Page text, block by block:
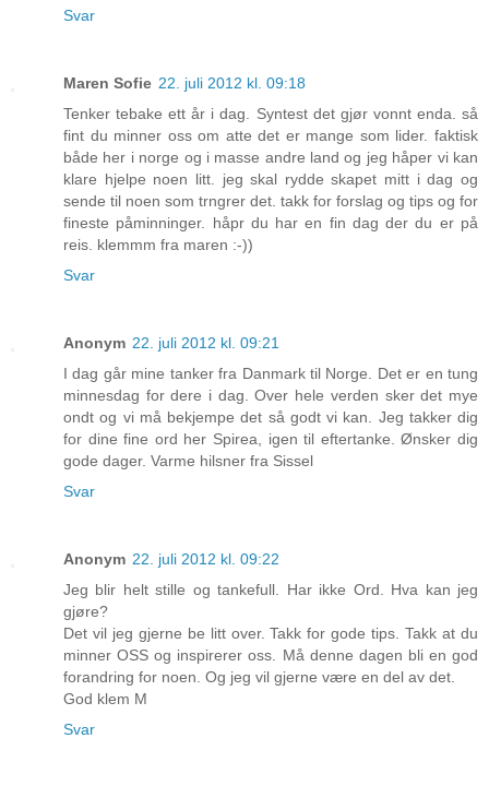
Svar
Maren Sofie 22. juli 2012 kl. 09:18
Tenker tebake ett år i dag. Syntest det gjør vonnt enda. så
fint du minner oss om atte det er mange som lider. faktisk
både her i norge og i masse andre land og jeg håper vi kan
klare hjelpe noen litt. jeg skal rydde skapet mitt i dag og
sende til noen som trngrer det. takk for forslag og tips og for
fineste påminninger. håpr du har en fin dag der du er på
reis. klemmm fra maren :-))
Svar
Anonym 22. juli 2012 kl. 09:21
I dag går mine tanker fra Danmark til Norge. Det er en tung
minnesdag for dere i dag. Over hele verden sker det mye
ondt og vi må bekjempe det så godt vi kan. Jeg takker dig
for dine fine ord her Spirea, igen til eftertanke. Ønsker dig
gode dager. Varme hilsner fra Sissel
Svar
Anonym 22. juli 2012 kl. 09:22
Jeg blir helt stille og tankefull. Har ikke Ord. Hva kan jeg
gjøre?
Det vil jeg gjerne be litt over. Takk for gode tips. Takk at du
minner OSS og inspirerer oss. Må denne dagen bli en god
forandring for noen. Og jeg vil gjerne være en del av det.
God klem M
Svar